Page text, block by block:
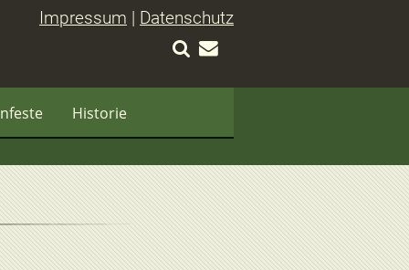
Impressum | Datenschutz
Historie